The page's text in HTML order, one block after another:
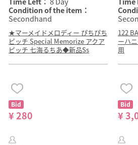
Condition of the item：
Secondhand
★マーメイドメロディー ぴちぴち
ピッチ Special Memorize アクア
ピッチ 七海るちあ◆新品Ss
122
ーハ
用
Bid
¥ 280
Bid
¥